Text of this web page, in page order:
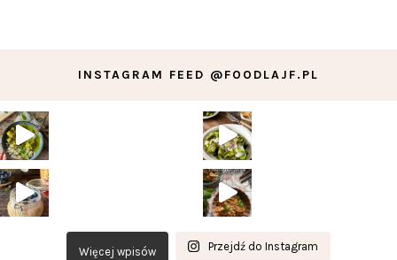
INSTAGRAM FEED @FOODLAJF.PL
Więcej wpisów Przejdź do Instagram